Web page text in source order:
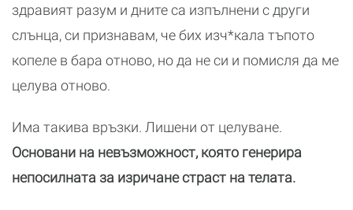
здравият разум и дните са изпълнени с други
слънца, си признавам, че бих изч*кала тъпото
копеле в бара отново, но да не си и помисля да ме
целува отново.
Има такива връзки. Лишени от целуване.
Основани на невъзможност, която генерира
непосилната за изричане страст на телата.